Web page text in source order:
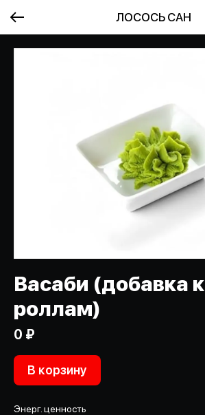
ЛОСОСЬ САН
Васаби (добавка к
роллам)
0 ₽
В корзину
Энерг. ценность